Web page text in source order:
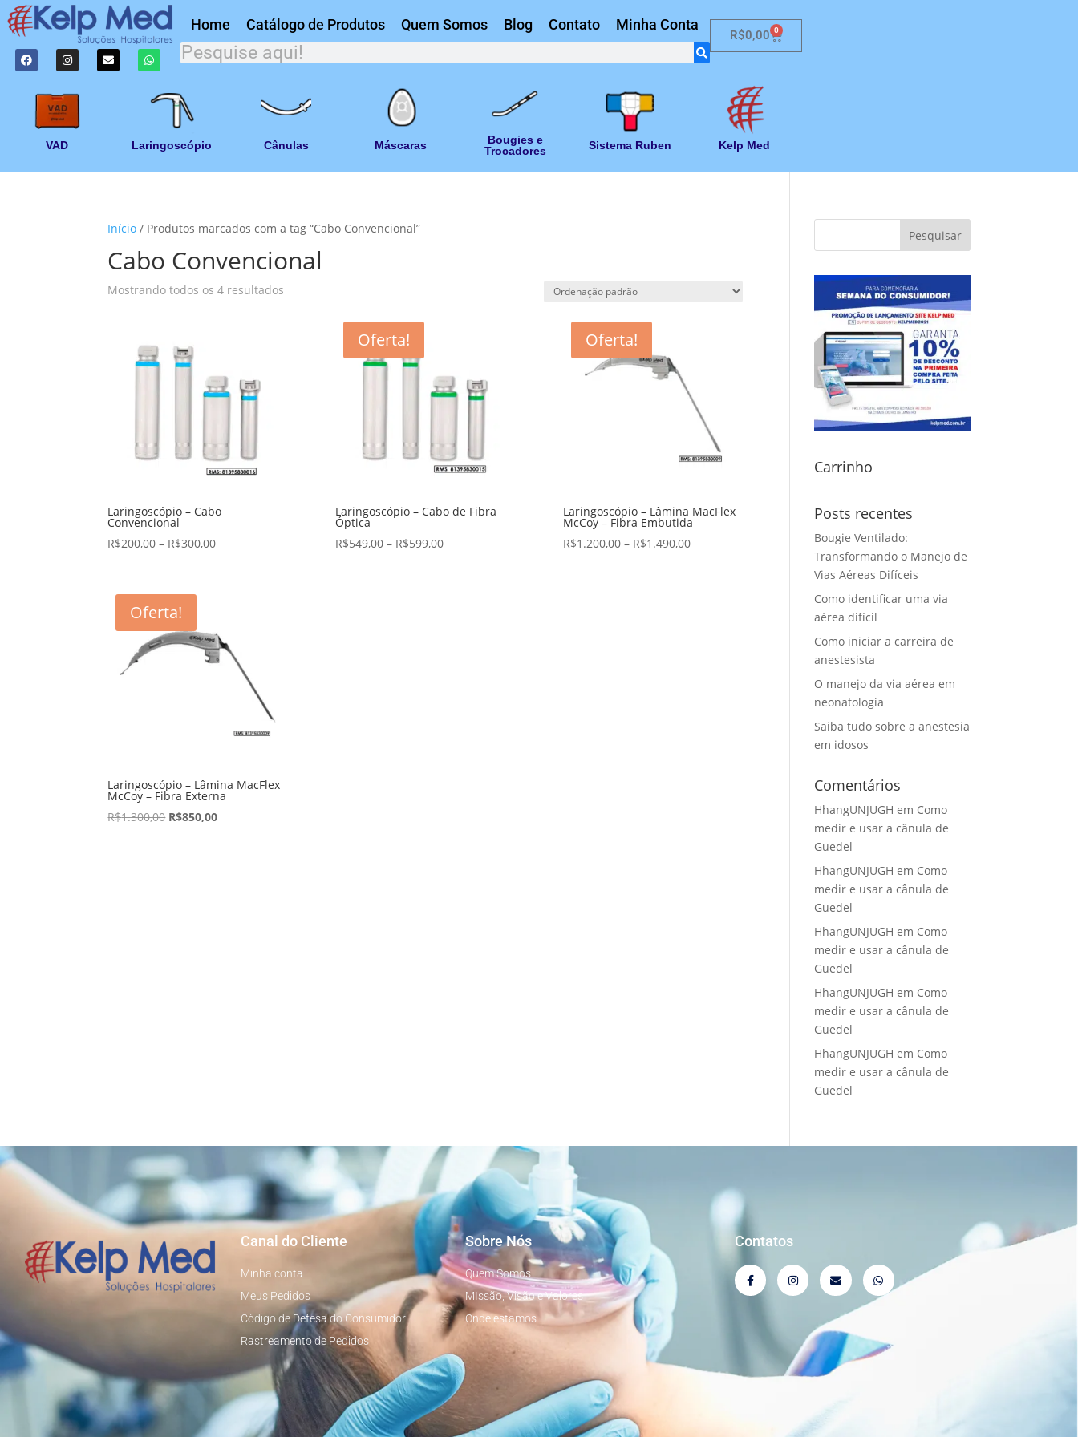
Home Catálogo de Produtos Quem Somos Blog Contato Minha Conta
R$0,00 0
VAD Laringoscópio Cânulas Máscaras
Bougies e
Trocadores
Sistema Ruben Kelp Med
Início / Produtos marcados com a tag “Cabo Convencional”
Cabo Convencional
Mostrando todos os 4 resultados
Laringoscópio – Cabo
Convencional
R$200,00 – R$300,00
Oferta!
Laringoscópio – Cabo de Fibra
Óptica
R$549,00 – R$599,00
Oferta!
Laringoscópio – Lâmina MacFlex
McCoy – Fibra Embutida
R$1.200,00 – R$1.490,00
Oferta!
Laringoscópio – Lâmina MacFlex
McCoy – Fibra Externa
R$1.300,00 R$850,00
Carrinho
Posts recentes
Bougie Ventilado:
Transformando o Manejo de
Vias Aéreas Difíceis
Como identificar uma via
aérea difícil
Como iniciar a carreira de
anestesista
O manejo da via aérea em
neonatologia
Saiba tudo sobre a anestesia
em idosos
Comentários
HhangUNJUGH em Como
medir e usar a cânula de
Guedel
HhangUNJUGH em Como
medir e usar a cânula de
Guedel
HhangUNJUGH em Como
medir e usar a cânula de
Guedel
HhangUNJUGH em Como
medir e usar a cânula de
Guedel
HhangUNJUGH em Como
medir e usar a cânula de
Guedel
Canal do Cliente
Minha conta
Meus Pedidos
Còdigo de Defesa do Consumidor
Rastreamento de Pedidos
Sobre Nós
Quem Somos
MIssão, Visão e Valores
Onde estamos
Contatos